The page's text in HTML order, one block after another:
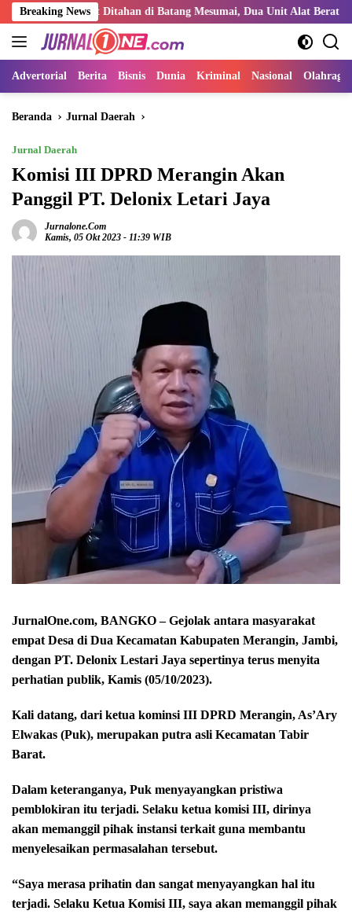
Langsung
ke
konten
Breaking News
Ditahan di Batang Mesumai, Dua Unit Alat Berat Kabarnya Milik
Advertorial Berita Bisnis Dunia Kriminal Nasional Olahraga
Beranda Jurnal Daerah
Jurnal Daerah
Komisi III DPRD Merangin Akan
Panggil PT. Delonix Letari Jaya
Jurnalone.com
Kamis, 05 Okt 2023 - 11:39 WIB
JurnalOne.com, BANGKO – Gejolak antara masyarakat
empat Desa di Dua Kecamatan Kabupaten Merangin, Jambi,
dengan PT. Delonix Lestari Jaya sepertinya terus menyita
perhatian publik, Kamis (05/10/2023).
Kali datang, dari ketua kominsi III DPRD Merangin, As’Ary
Elwakas (Puk), merupakan putra asli Kecamatan Tabir
Barat.
Dalam keteranganya, Puk menyayangkan pristiwa
pemblokiran itu terjadi. Selaku ketua komisi III, dirinya
akan memanggil pihak instansi terkait guna membantu
menyelesaikan permasalahan tersebut.
“Saya merasa prihatin dan sangat menyayangkan hal itu
terjadi. Selaku Ketua Komisi III, saya akan memanggil pihak